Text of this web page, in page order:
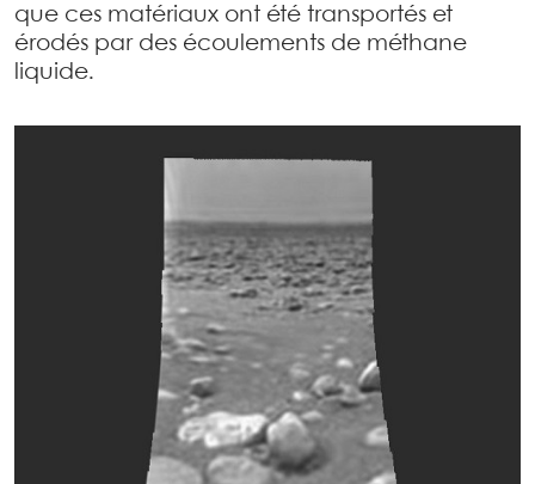
que ces matériaux ont été transportés et
érodés par des écoulements de méthane
liquide.